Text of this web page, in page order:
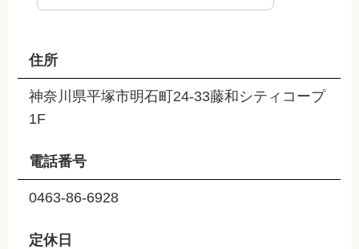
住所
神奈川県平塚市明石町24-33藤和シティコープ
1F
電話番号
0463-86-6928
定休日